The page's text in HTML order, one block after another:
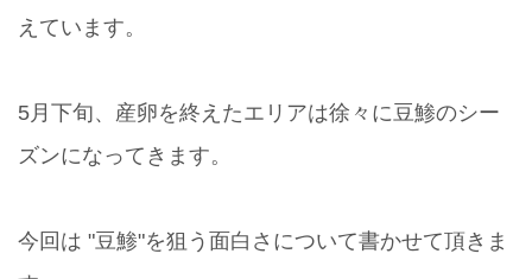
えています。
5月下旬、産卵を終えたエリアは徐々に豆鯵のシー
ズンになってきます。
今回は "豆鯵"を狙う面白さについて書かせて頂きま